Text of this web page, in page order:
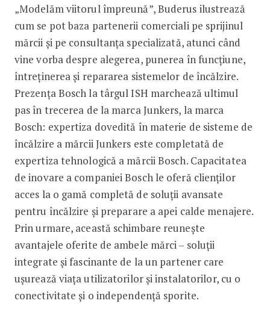
„Modelăm viitorul împreună”, Buderus ilustrează
cum se pot baza partenerii comerciali pe sprijinul
mărcii și pe consultanța specializată, atunci când
vine vorba despre alegerea, punerea în funcțiune,
întreținerea și repararea sistemelor de încălzire.
Prezența Bosch la târgul ISH marchează ultimul
pas în trecerea de la marca Junkers, la marca
Bosch: expertiza dovedită în materie de sisteme de
încălzire a mărcii Junkers este completată de
expertiza tehnologică a mărcii Bosch. Capacitatea
de inovare a companiei Bosch le oferă clienților
acces la o gamă completă de soluții avansate
pentru încălzire și preparare a apei calde menajere.
Prin urmare, această schimbare reunește
avantajele oferite de ambele mărci – soluții
integrate și fascinante de la un partener care
ușurează viața utilizatorilor și instalatorilor, cu o
conectivitate și o independență sporite.